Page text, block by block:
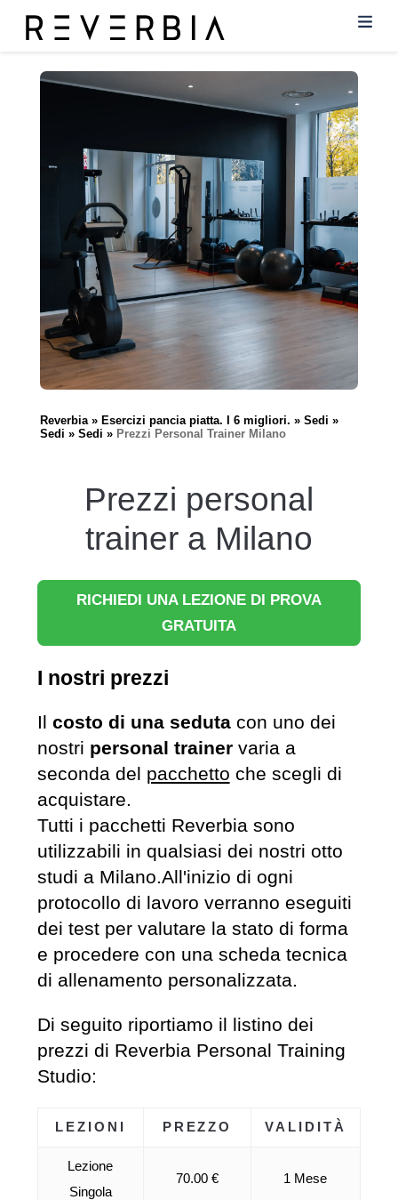
Reverbia Esercizi pancia piatta. I 6 migliori.
Sedi
Sedi
Sedi Prezzi Personal Trainer Milano
Prezzi personal
trainer a Milano
RICHIEDI UNA LEZIONE DI PROVA
GRATUITA
I nostri prezzi
Il costo di una sedutacon uno dei
nostri personal trainervaria a
seconda del pacchetto che scegli di
acquistare.
Tutti i pacchetti Reverbia sono
utilizzabili in qualsiasi dei nostri otto
studi a Milano.All'inizio di ogni
protocollo di lavoro verranno eseguiti
dei test per valutare la stato di forma
e procedere con una scheda tecnica
di allenamento personalizzata.
Di seguito riportiamo il listino dei
prezzi di Reverbia Personal Training
Studio:
LEZIONI PREZZO VALIDITÀ
Lezione
Singola
70.00 € 1 Mese